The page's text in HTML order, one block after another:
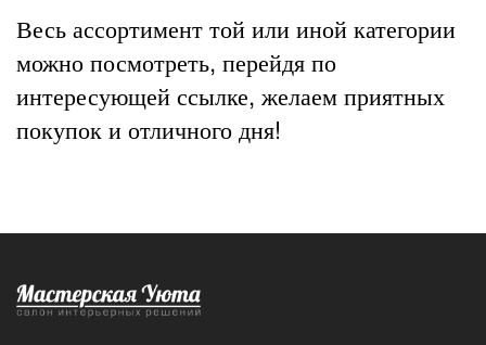
Весь ассортимент той или иной категории
можно посмотреть, перейдя по
интересующей ссылке, желаем приятных
покупок и отличного дня!